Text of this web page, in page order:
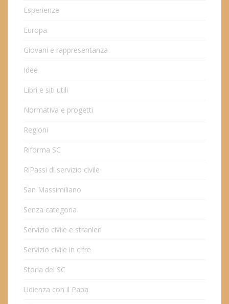
Esperienze
Europa
Giovani e rappresentanza
Idee
Libri e siti utili
Normativa e progetti
Regioni
Riforma SC
RiPassi di servizio civile
San Massimiliano
Senza categoria
Servizio civile e stranieri
Servizio civile in cifre
Storia del SC
Udienza con il Papa